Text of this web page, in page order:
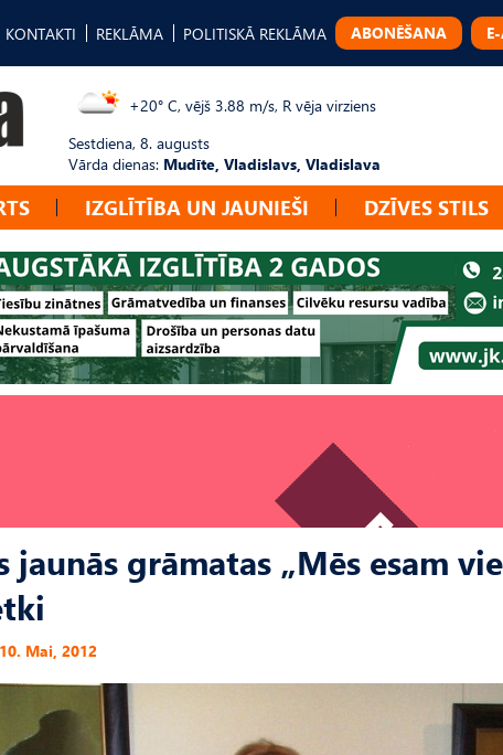
KONTAKTI REKLĀMA POLITISKĀ REKLĀMA ABONĒŠANA
+20° C, vējš 3.88 m/s, R vēja virziens
Sestdiena, 8. augusts
Vārda dienas: Mudīte, Vladislavs, Vladislava
IZGLĪTĪBA UN JAUNIEŠI DZĪVES STILS
jaunās grāmatas „Mēs esam
Mai, 2012